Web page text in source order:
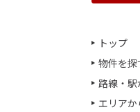
トップ
物件を探
路線・駅
エリアか